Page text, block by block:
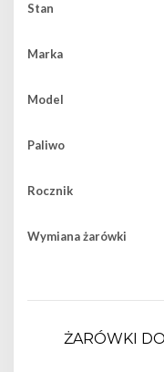
Stan
Marka
Model
Paliwo
Rocznik
Wymiana żarówki
ŻARÓWKI